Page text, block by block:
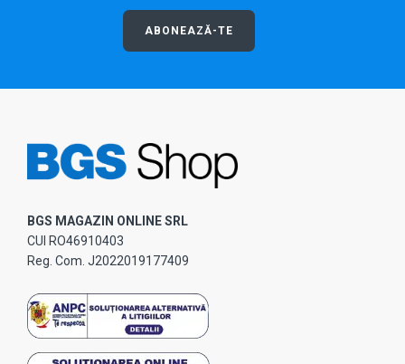
ABONEAZĂ-TE
BGS MAGAZIN ONLINE SRL
CUI RO46910403
Reg. Com. J2022019177409